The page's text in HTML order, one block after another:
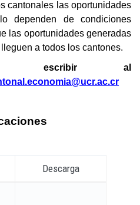
cantonales las oportunidades
dependen de condiciones
las oportunidades generadas
a todos los cantones.
escribir al
Descarga